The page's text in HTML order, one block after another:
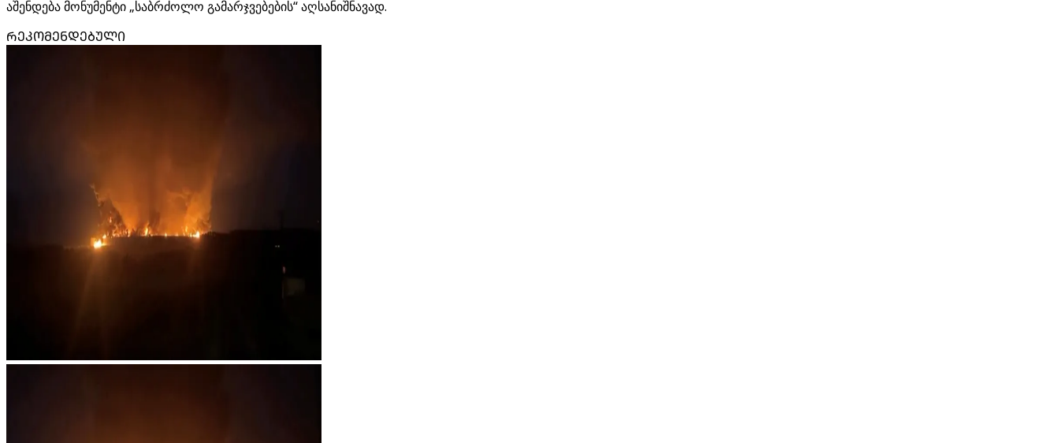
აშენდება მონუმენტი „საბრძოლო გამარჯვებების“ აღსანიშნავად.
ᲠᲔᲙᲝᲛᲔᲜᲓᲔᲑᲣᲚᲘ